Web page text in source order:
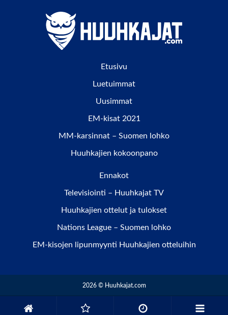
Etusivu
Luetuimmat
Uusimmat
EM-kisat 2021
MM-karsinnat – Suomen lohko
Huuhkajien kokoonpano
Ennakot
Televisiointi – Huuhkajat TV
Huuhkajien ottelut ja tulokset
Nations League – Suomen lohko
EM-kisojen lipunmyynti Huuhkajien otteluihin
2026 © Huuhkajat.com